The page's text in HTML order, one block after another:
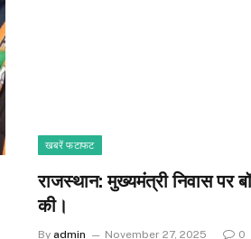
खबरें फटाफट
राजस्थान: मुख्यमंत्री निवास पर
की।
By admin November 27, 2025 0